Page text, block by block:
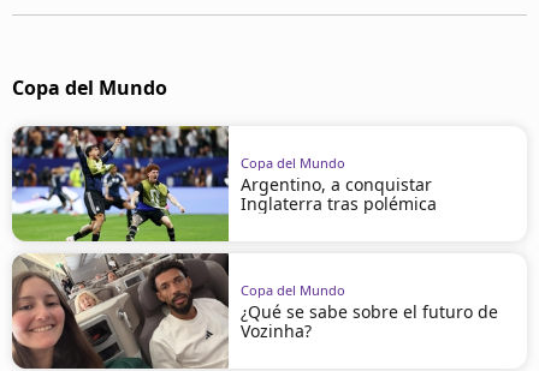
Copa del Mundo
Copa del Mundo
Argentino, a conquistar
Inglaterra tras polémica
Copa del Mundo
¿Qué se sabe sobre el futuro de
Vozinha?